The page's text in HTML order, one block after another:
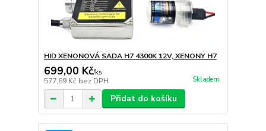
HID XENONOVÁ SADA H7 4300K 12V, XENONY H7
699,00 Kč/ks
577,69 Kč bez DPH Skladem
Přidat do košíku